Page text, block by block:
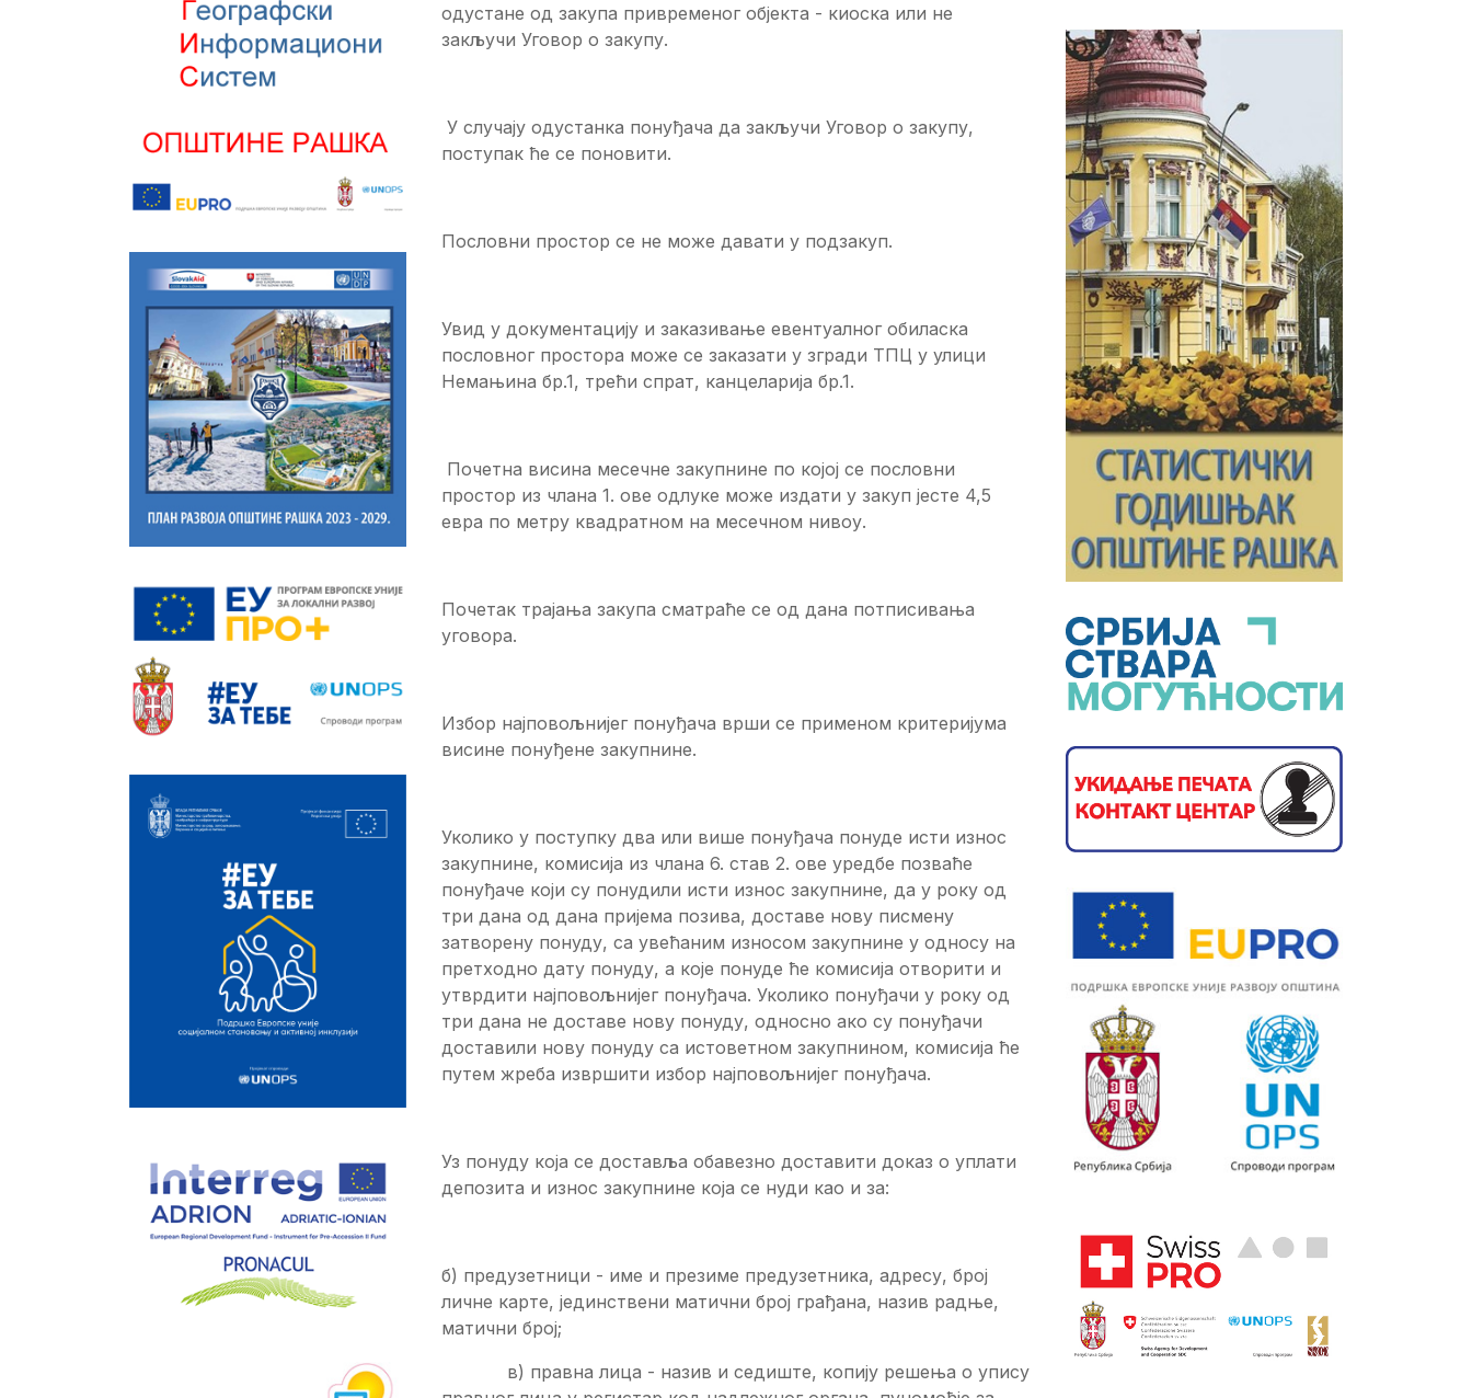
одустане од закупа привременог објекта - киоска или не
закључи Уговор о закупу.
У случају одустанка понуђача да закључи Уговор о закупу,
поступак ће се поновити.
Пословни простор се не може давати у подзакуп.
Увид у документацију и заказивање евентуалног обиласка
пословног простора може се заказати у згради ТПЦ у улици
Немањина бр.1, трећи спрат, канцеларија бр.1.
Почетна висина месечне закупнине по којој се пословни
простор из члана 1. ове одлуке може издати у закуп јесте 4,5
евра по метру квадратном на месечном нивоу.
Почетак трајања закупа сматраће се од дана потписивања
уговора.
Избор најповољнијег понуђача врши се применом критеријума
висине понуђене закупнине.
Уколико у поступку два или више понуђача понуде исти износ
закупнине, комисија из члана 6. став 2. ове уредбе позваће
понуђаче који су понудили исти износ закупнине, да у року од
три дана од дана пријема позива, доставе нову писмену
затворену понуду, са увећаним износом закупнине у односу на
претходно дату понуду, а које понуде ће комисија отворити и
утврдити најповољнијег понуђача. Уколико понуђачи у року од
три дана не доставе нову понуду, односно ако су понуђачи
доставили нову понуду са истоветном закупнином, комисија ће
путем жреба извршити избор најповољнијег понуђача.
Уз понуду која се доставља обавезно доставити доказ о уплати
депозита и износ закупнине која се нуди као и за:
б) предузетници - име и презиме предузетника, адресу, број
личне карте, јединствени матични број грађана, назив радње,
матични број;
в) правна лица - назив и седиште, копију решења о упису